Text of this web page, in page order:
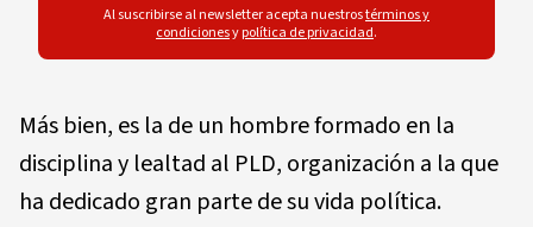
Al suscribirse al newsletter acepta nuestrostérminos y
condicionesypolítica de privacidad.
Más bien, es la de un hombre formado en la
disciplina y lealtad al PLD, organización a la que
ha dedicado gran parte de su vida política.